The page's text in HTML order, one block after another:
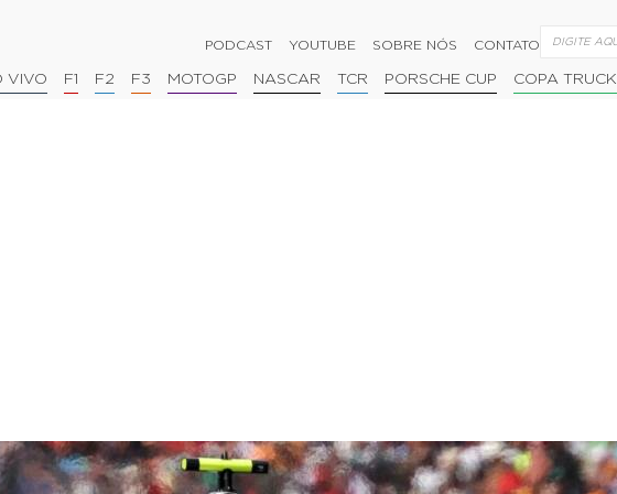
PODCAST YOUTUBE SOBRE NÓS CONTATO
VIVO F1 F2 F3 MOTOGP NASCAR TCR PORSCHE CUP COPA TRUCK